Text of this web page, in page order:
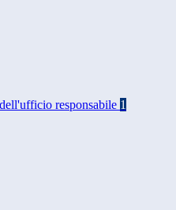
responsabile 1